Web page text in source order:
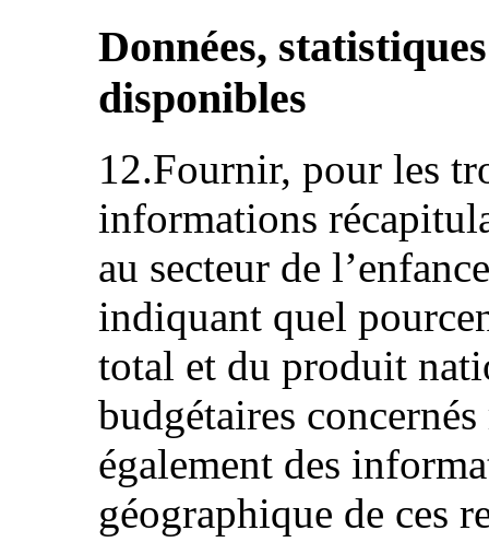
Données,
disponibles
12.Fournir, pour les
informations
au secteur de
indiquant quel
total et du produit
budgétaires
également des
géographique de ces